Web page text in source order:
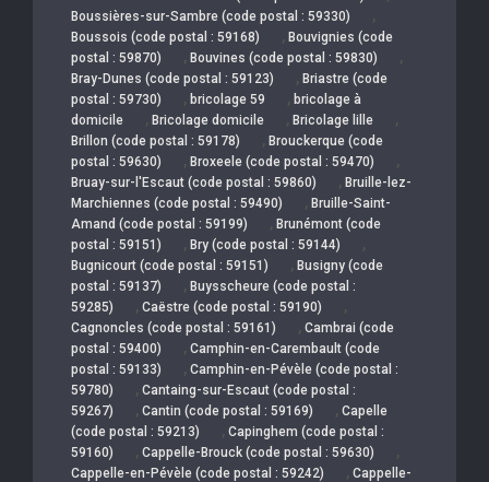
Boussières-sur-Sambre (code postal : 59330) ,
Boussois (code postal : 59168) , Bouvignies (code
postal : 59870)
, Bouvines (code postal : 59830) ,
Bray-Dunes (code postal : 59123) , Briastre (code
postal : 59730)
, bricolage 59 , bricolage à
domicile
, Bricolage domicile , Bricolage lille ,
Brillon (code postal : 59178) , Brouckerque (code
postal : 59630)
, Broxeele (code postal : 59470) ,
Bruay-sur-l'Escaut (code postal : 59860) , Bruille-lez-
Marchiennes (code postal : 59490)
, Bruille-Saint-
Amand (code postal : 59199)
, Brunémont (code
postal : 59151)
, Bry (code postal : 59144) ,
Bugnicourt (code postal : 59151) , Busigny (code
postal : 59137)
, Buysscheure (code postal :
59285)
, Caëstre (code postal : 59190) ,
Cagnoncles (code postal : 59161) , Cambrai (code
postal : 59400)
, Camphin-en-Carembault (code
postal : 59133)
, Camphin-en-Pévèle (code postal :
59780)
, Cantaing-sur-Escaut (code postal :
59267)
, Cantin (code postal : 59169) , Capelle
(code postal : 59213)
, Capinghem (code postal :
59160)
, Cappelle-Brouck (code postal : 59630) ,
Cappelle-en-Pévèle (code postal : 59242) , Cappelle-